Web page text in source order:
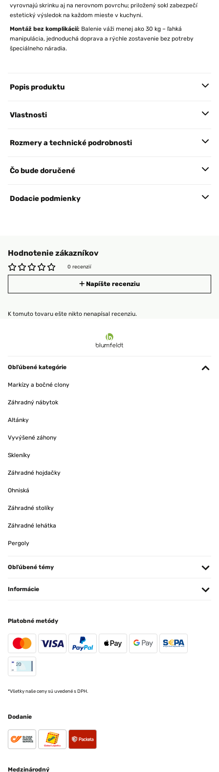
vyrovnajú skrinku aj na nerovnom povrchu; priložený sokl zabezpečí
estetický výsledok na každom mieste v kuchyni.
Montáž bez komplikácií: Balenie váži menej ako 30 kg – ľahká
manipulácia, jednoduchá doprava a rýchle zostavenie bez potreby
špeciálneho náradia.
Popis produktu
Vlastnosti
Rozmery a technické podrobnosti
Čo bude doručené
Dodacie podmienky
Hodnotenie zákazníkov
0 recenzií
Napíšte recenziu
K tomuto tovaru ešte nikto nenapísal recenziu.
Obľúbené kategórie
Markízy a bočné clony
Záhradný nábytok
Altánky
Vyvýšené záhony
Skleníky
Záhradné hojdačky
Ohniská
Záhradné stolíky
Záhradné lehátka
Pergoly
Obľúbené témy
Informácie
Platobné metódy
*Všetky naše ceny sú uvedené s DPH.
Dodanie
Medzinárodný